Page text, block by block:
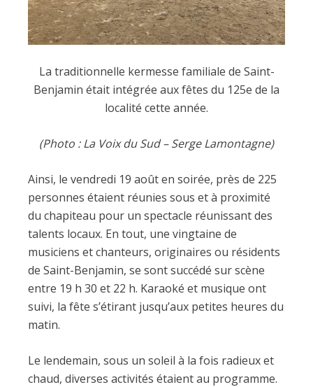
La traditionnelle kermesse familiale de Saint-
Benjamin était intégrée aux fêtes du 125e de la
localité cette année.
(Photo : La Voix du Sud – Serge Lamontagne)
Ainsi, le vendredi 19 août en soirée, près de 225
personnes étaient réunies sous et à proximité
du chapiteau pour un spectacle réunissant des
talents locaux. En tout, une vingtaine de
musiciens et chanteurs, originaires ou résidents
de Saint-Benjamin, se sont succédé sur scène
entre 19 h 30 et 22 h. Karaoké et musique ont
suivi, la fête s’étirant jusqu’aux petites heures du
matin.
Le lendemain, sous un soleil à la fois radieux et
chaud, diverses activités étaient au programme.